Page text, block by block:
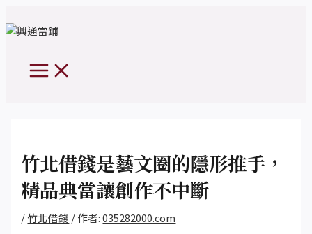
至
主
竹北借錢是藝文圈的隱形推手，
精品典當讓創作不中斷
/竹北借錢 / 作者:035282000.com
navigation